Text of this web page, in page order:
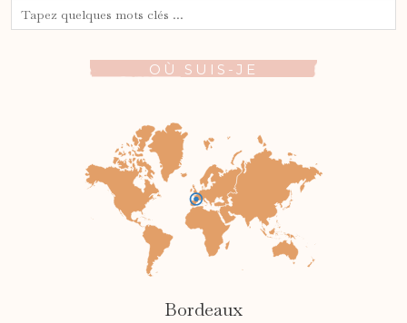
OÙ SUIS-JE
Bordeaux